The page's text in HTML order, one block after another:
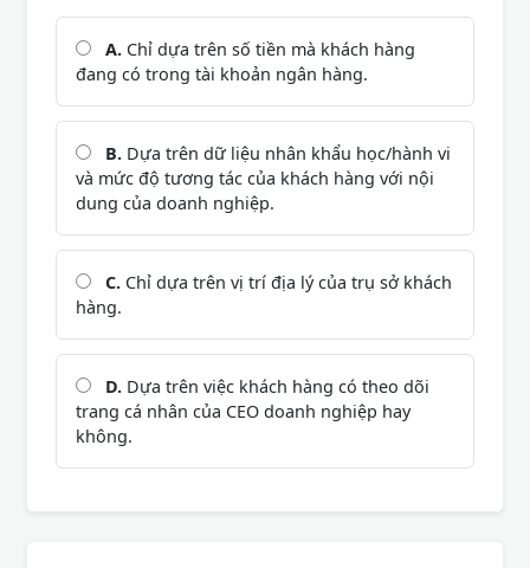
A. Chỉ dựa trên số tiền mà khách hàng
đang có trong tài khoản ngân hàng.
B. Dựa trên dữ liệu nhân khẩu học/hành vi
và mức độ tương tác của khách hàng với nội
dung của doanh nghiệp.
C. Chỉ dựa trên vị trí địa lý của trụ sở khách
hàng.
D. Dựa trên việc khách hàng có theo dõi
trang cá nhân của CEO doanh nghiệp hay
không.